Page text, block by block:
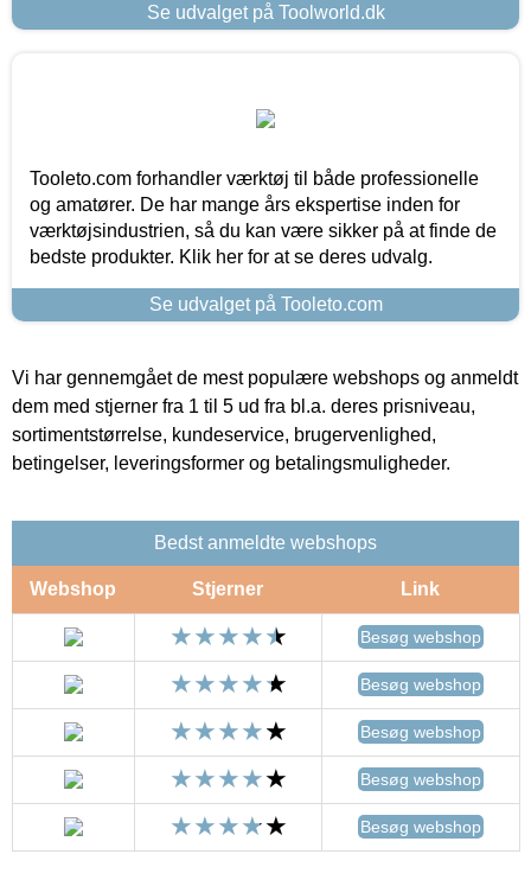
Se udvalget på Toolworld.dk
Tooleto.com forhandler værktøj til både professionelle
og amatører. De har mange års ekspertise inden for
værktøjsindustrien, så du kan være sikker på at finde de
bedste produkter. Klik her for at se deres udvalg.
Se udvalget på Tooleto.com
Vi har gennemgået de mest populære webshops og anmeldt
dem med stjerner fra 1 til 5 ud fra bl.a. deres prisniveau,
sortimentstørrelse, kundeservice, brugervenlighed,
betingelser, leveringsformer og betalingsmuligheder.
Bedst anmeldte webshops
Webshop Stjerner Link
Besøg webshop
Besøg webshop
Besøg webshop
Besøg webshop
Besøg webshop